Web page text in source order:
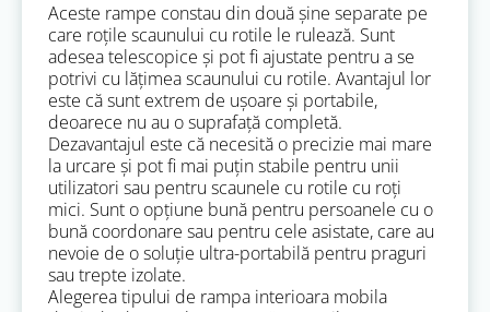
Aceste rampe constau din două șine separate pe
care roțile scaunului cu rotile le rulează. Sunt
adesea telescopice și pot fi ajustate pentru a se
potrivi cu lățimea scaunului cu rotile. Avantajul lor
este că sunt extrem de ușoare și portabile,
deoarece nu au o suprafață completă.
Dezavantajul este că necesită o precizie mai mare
la urcare și pot fi mai puțin stabile pentru unii
utilizatori sau pentru scaunele cu rotile cu roți
mici. Sunt o opțiune bună pentru persoanele cu o
bună coordonare sau pentru cele asistate, care au
nevoie de o soluție ultra-portabilă pentru praguri
sau trepte izolate.
Alegerea tipului de rampa interioara mobila